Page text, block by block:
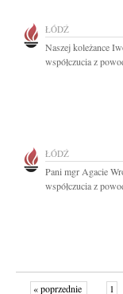
ŁÓDŹ
Naszej koleżance
współczucia z
ŁÓDŹ
Pani mgr Agacie
współczucia z
« poprzednie 1